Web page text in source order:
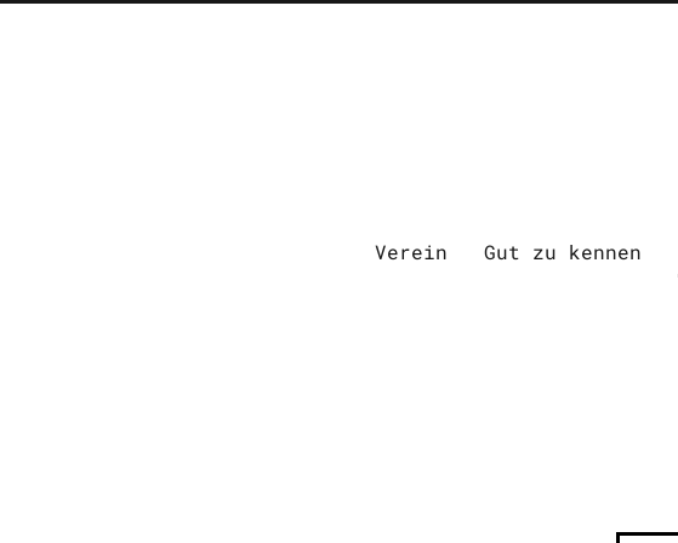
Verein Gut zu kennen